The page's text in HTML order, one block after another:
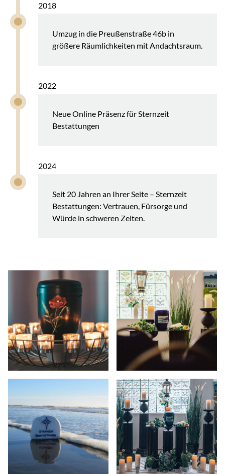
2018
Umzug in die Preußenstraße 46b in
größere Räumlichkeiten mit Andachtsraum.
2022
Neue Online Präsenz für Sternzeit
Bestattungen
2024
Seit 20 Jahren an Ihrer Seite – Sternzeit
Bestattungen: Vertrauen, Fürsorge und
Würde in schweren Zeiten.